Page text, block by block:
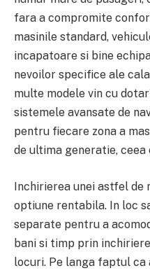
fara a compromite
masinile standard,
incapatoare si bine
nevoilor specifice ale
multe modele vin cu
sistemele avansate de
pentru fiecare zona a
de ultima generatie,
Inchirierea unei astfel de
optiune rentabila. In loc
separate pentru a
bani si timp prin
locuri. Pe langa faptul